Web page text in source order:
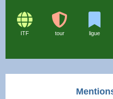
ITF tour ligue